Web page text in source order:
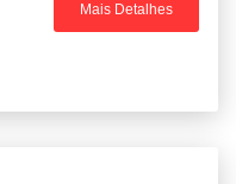
Mais Detalhes